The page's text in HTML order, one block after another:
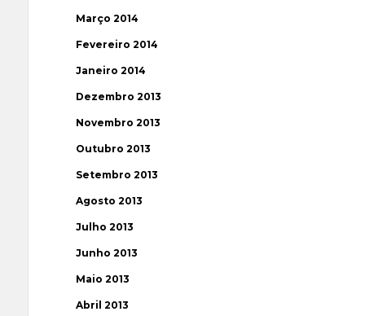
Março 2014
Fevereiro 2014
Janeiro 2014
Dezembro 2013
Novembro 2013
Outubro 2013
Setembro 2013
Agosto 2013
Julho 2013
Junho 2013
Maio 2013
Abril 2013